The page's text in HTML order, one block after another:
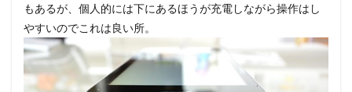
もあるが、個人的には下にあるほうが充電しながら操作はし
やすいのでこれは良い所。